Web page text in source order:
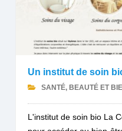
Un institut de soin
SANTÉ, BEAUTÉ ET
L'institut de soin bio La